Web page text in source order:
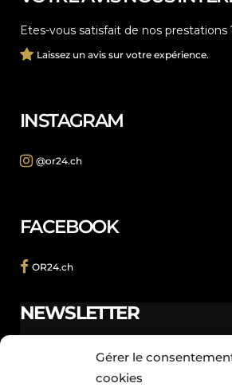
Gérer le
cookies
Etes-vous satisfait de nos prestations
Laissez un avis sur votre expérience.
INSTAGRAM
@or24.ch
FACEBOOK
OR24.ch
NEWSLETTER
nous réservons à nos fidèles abonnés.